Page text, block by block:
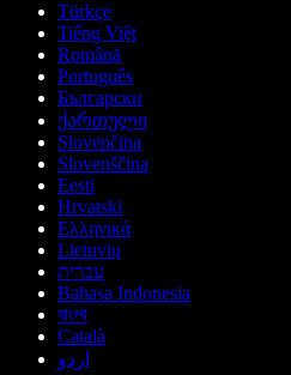
Türkçe
Tiếng Việt
Română
Português
Български
ქართული
Slovenčina
Slovenščina
Eesti
Hrvatski
Ελληνικά
Lietuvių
עברית
Bahasa Indonesia
বাংলা
Català
اردو